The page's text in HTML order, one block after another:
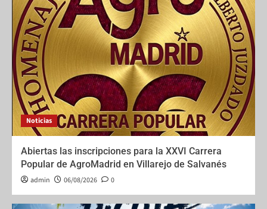
Noticias
Abiertas las inscripciones para la XXVI Carrera
Popular de AgroMadrid en Villarejo de Salvanés
admin 06/08/2026 0